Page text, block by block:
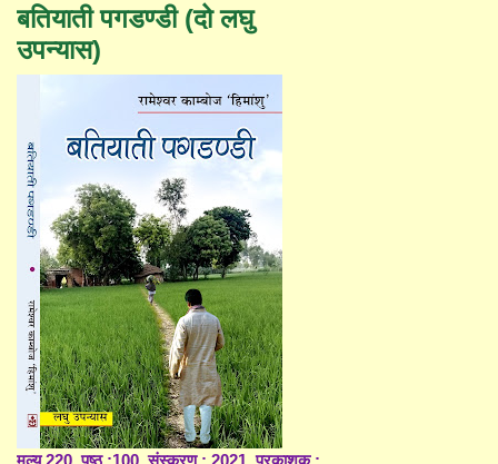
बतियाती पगडण्डी (दो लघु
उपन्यास)